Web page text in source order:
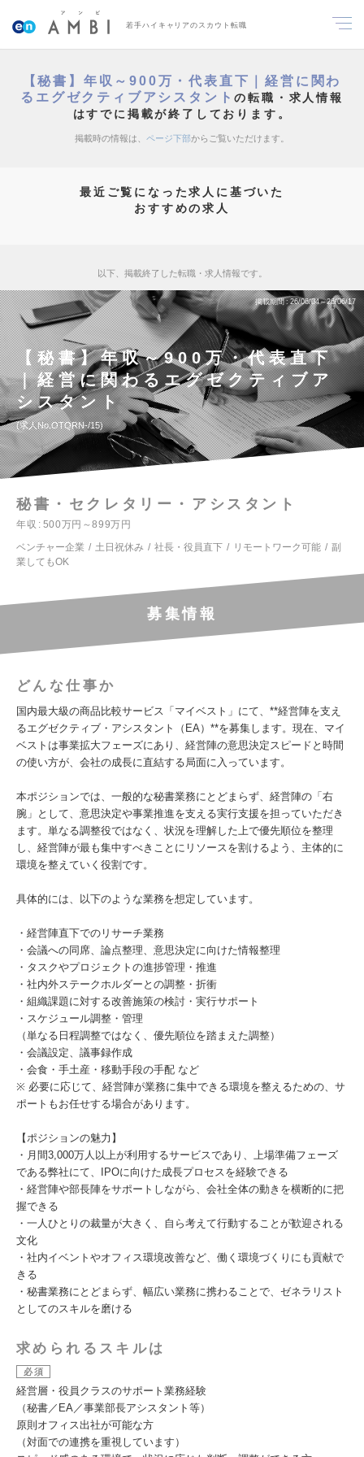
若手ハイキャリアのスカウト転職
【秘書】年収～900万・代表直下｜経営に関わ
るエグゼクティブアシスタントの転職・求人情報
はすでに掲載が終了しております。
掲載時の情報は、 ページ下部からご覧いただけます。
最近ご覧になった求人に基づいた
おすすめの求人
以下、掲載終了した転職・求人情報です。
掲載期間 26/06/04～26/06/17
【秘書】年収～900万・代表直下
｜経営に関わるエグゼクティブア
シスタント
求人No.OTQRN-/15
秘書・セクレタリー・アシスタント
年収
500万円～899万円
ベンチャー企業
土日祝休み 社長・役員直下 リモートワーク可能
副
業してもOK
募集情報
どんな仕事か
国内最大級の商品比較サービス「マイベスト」にて、**経営陣を支え
るエグゼクティブ・アシスタント（EA）**を募集します。現在、マイ
ベストは事業拡大フェーズにあり、経営陣の意思決定スピードと時間
の使い方が、会社の成長に直結する局面に入っています。
本ポジションでは、一般的な秘書業務にとどまらず、経営陣の「右
腕」として、意思決定や事業推進を支える実行支援を担っていただき
ます。単なる調整役ではなく、状況を理解した上で優先順位を整理
し、経営陣が最も集中すべきことにリソースを割けるよう、主体的に
環境を整えていく役割です。
具体的には、以下のような業務を想定しています。
・経営陣直下でのリサーチ業務
・会議への同席、論点整理、意思決定に向けた情報整理
・タスクやプロジェクトの進捗管理・推進
・社内外ステークホルダーとの調整・折衝
・組織課題に対する改善施策の検討・実行サポート
・スケジュール調整・管理
（単なる日程調整ではなく、優先順位を踏まえた調整）
・会議設定、議事録作成
・会食・手土産・移動手段の手配 など
※ 必要に応じて、経営陣が業務に集中できる環境を整えるための、サ
ポートもお任せする場合があります。
【ポジションの魅力】
・月間3,000万人以上が利用するサービスであり、上場準備フェーズ
である弊社にて、IPOに向けた成長プロセスを経験できる
・経営陣や部長陣をサポートしながら、会社全体の動きを横断的に把
握できる
・一人ひとりの裁量が大きく、自ら考えて行動することが歓迎される
文化
・社内イベントやオフィス環境改善など、働く環境づくりにも貢献で
きる
・秘書業務にとどまらず、幅広い業務に携わることで、ゼネラリスト
としてのスキルを磨ける
求められるスキルは
必須
経営層・役員クラスのサポート業務経験
（秘書／EA／事業部長アシスタント等）
原則オフィス出社が可能な方
（対面での連携を重視しています）